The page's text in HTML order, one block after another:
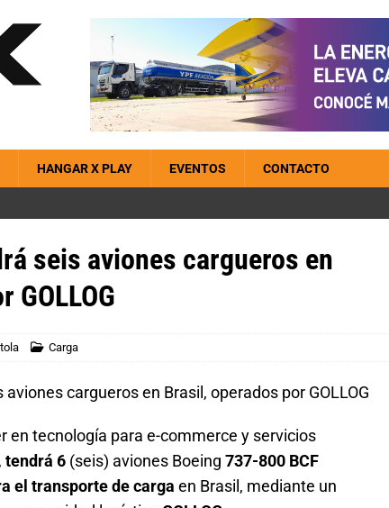
HANGAR X PLAY EVENTOS CONTACTO
seis aviones cargueros en
GOLLOG
Carga
en tecnología para e-commerce y servicios
tendrá 6 (seis) aviones Boeing 737-800 BCF
el transporte de carga en Brasil, mediante un